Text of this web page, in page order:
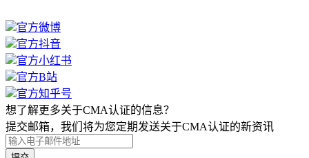
官方微博
官方抖音
官方小红书
官方B站
官方知乎号
想了解更多关于CMA认证的信息？
提交邮箱，我们将为您定期发送关于CMA认证的新资讯